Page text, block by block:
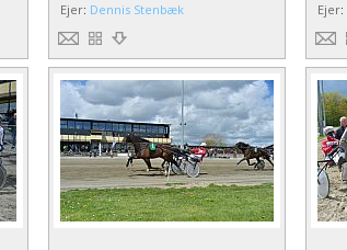
Ejer: Dennis Stenbæk
Ejer: